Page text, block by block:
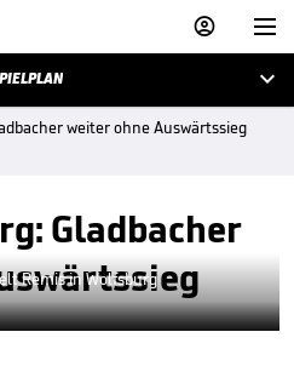



weiter ohne Auswärtssieg
Gladbacher
Remis in Wolfsburg